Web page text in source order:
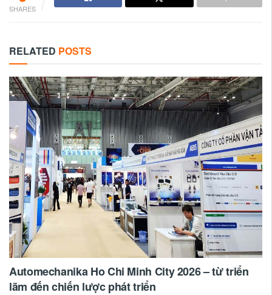
SHARES
RELATED POSTS
Automechanika Ho Chi Minh City 2026 – từ triển
lãm đến chiến lược phát triển